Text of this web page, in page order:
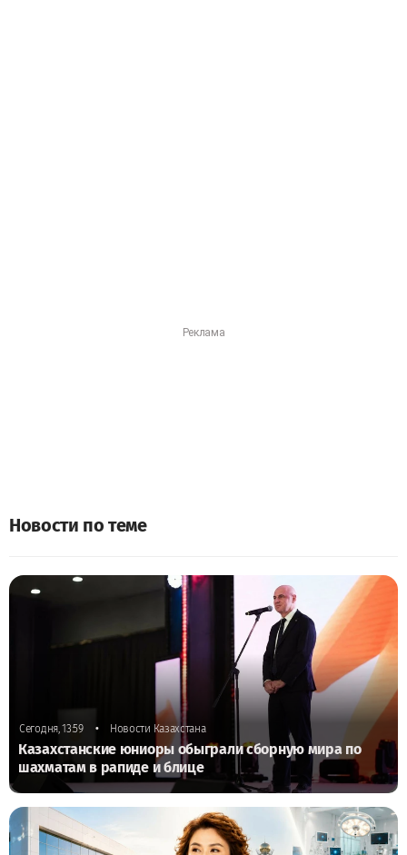
Новости по теме
Сегодня, 13:59 • Новости Казахстана
Казахстанские юниоры обыграли сборную мира по
шахматам в рапиде и блице